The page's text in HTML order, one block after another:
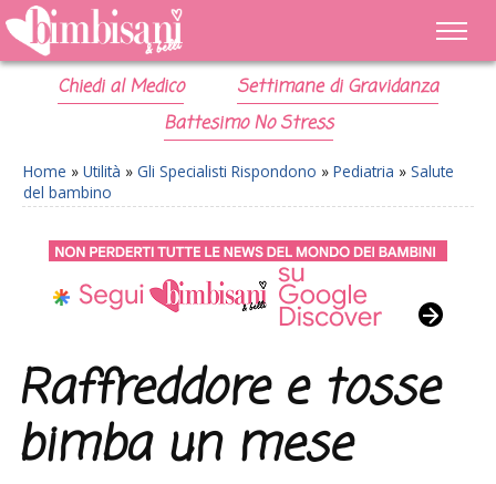
Chiedi al Medico
Settimane di Gravidanza
Battesimo No Stress
Home » Utilità » Gli Specialisti Rispondono » Pediatria » Salute
del bambino
Raffreddore e tosse
bimba un mese